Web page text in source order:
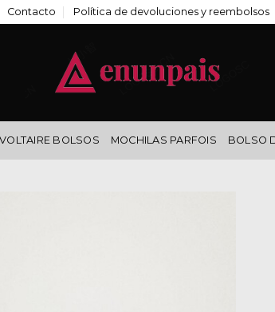
Contacto Política de devoluciones y reembolsos
BOLSOS MOCHILAS PARFOIS BOLSO